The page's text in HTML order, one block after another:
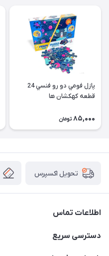
پازل فومي دو رو فنسي 24
قطعه كهكشان ها
85,000 تومان
تحویل اکسپرس
اطلاعات تماس
2424 3672 - 021
دسترسی سریع